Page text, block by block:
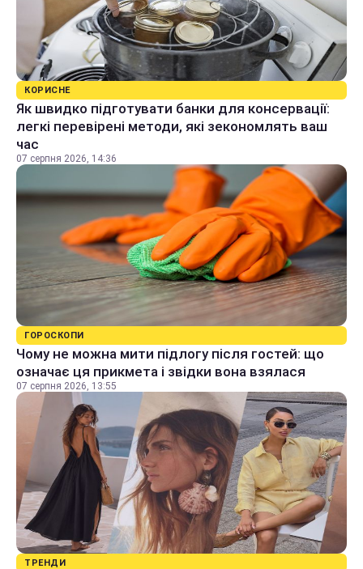
КОРИСНЕ
Як швидко підготувати банки для консервації:
легкі перевірені методи, які зекономлять ваш
час
07 серпня 2026, 14:36
ГОРОСКОПИ
Чому не можна мити підлогу після гостей: що
означає ця прикмета і звідки вона взялася
07 серпня 2026, 13:55
ТРЕНДИ